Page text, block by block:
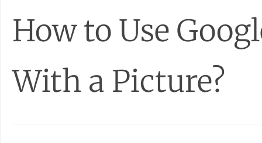
How to Use
With a Picture?